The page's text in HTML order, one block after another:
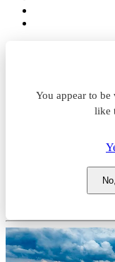
You appear to
like
Panattoni Park
Panattoni
Dolnośląskie,